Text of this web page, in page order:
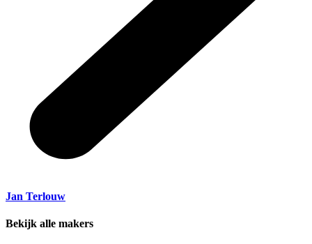
Jan Terlouw
Bekijk alle makers